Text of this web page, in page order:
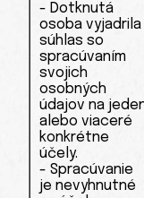
- Dotknutá
osoba vyjadrila
súhlas so
spracúvaním
svojich
osobných
údajov na
alebo viaceré
konkrétne
účely.
- Spracúvanie
je nevyhnutné